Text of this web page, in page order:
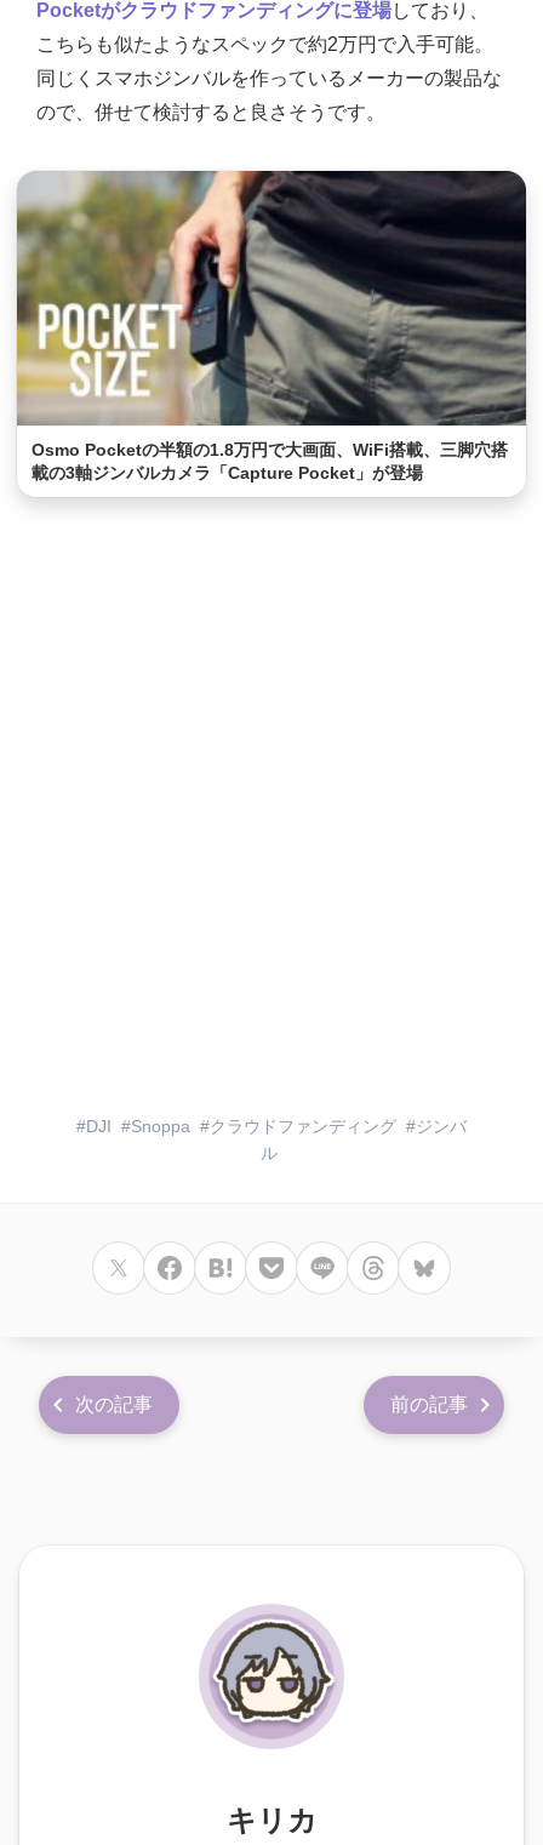
Pocketがクラウドファンディングに登場しており、
こちらも似たようなスペックで約2万円で入手可能。
同じくスマホジンバルを作っているメーカーの製品な
ので、併せて検討すると良さそうです。
Osmo Pocketの半額の1.8万円で大画面、WiFi搭載、三脚穴搭
載の3軸ジンバルカメラ「Capture Pocket」が登場
DJI Snoppa クラウドファンディング
ジンバ
ル
次の記事 前の記事
キリカ